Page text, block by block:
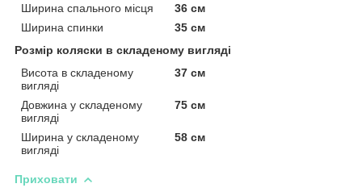
Ширина спального місця
36 см
Ширина спинки
35 см
Розмір коляски в складеному вигляді
Висота в складеному
вигляді
37 см
Довжина у складеному
вигляді
75 см
Ширина у складеному
вигляді
58 см
Приховати